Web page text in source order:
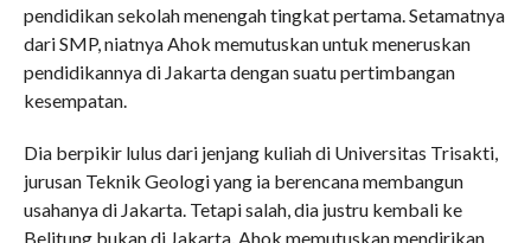
pendidikan sekolah menengah tingkat pertama. Setamatnya
dari SMP, niatnya Ahok memutuskan untuk meneruskan
pendidikannya di Jakarta dengan suatu pertimbangan
kesempatan.
Dia berpikir lulus dari jenjang kuliah di Universitas Trisakti,
jurusan Teknik Geologi yang ia berencana membangun
usahanya di Jakarta. Tetapi salah, dia justru kembali ke
Belitung bukan di Jakarta, Ahok memutuskan mendirikan